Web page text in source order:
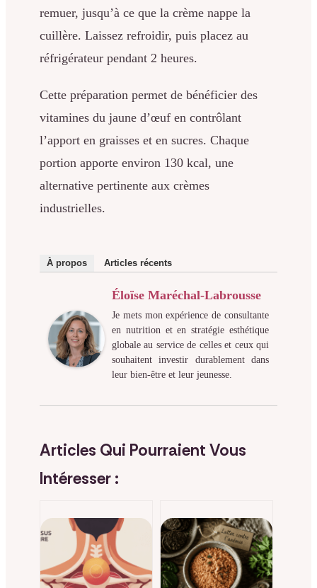
remuer, jusqu’à ce que la crème nappe la
cuillère. Laissez refroidir, puis placez au
réfrigérateur pendant 2 heures.
Cette préparation permet de bénéficier des
vitamines du jaune d’œuf en contrôlant
l’apport en graisses et en sucres. Chaque
portion apporte environ 130 kcal, une
alternative pertinente aux crèmes
industrielles.
À propos Articles récents
Éloïse Maréchal-Labrousse
Je mets mon expérience de consultante
en nutrition et en stratégie esthétique
globale au service de celles et ceux qui
souhaitent investir durablement dans
leur bien-être et leur jeunesse.
Articles Qui Pourraient Vous
Intéresser :